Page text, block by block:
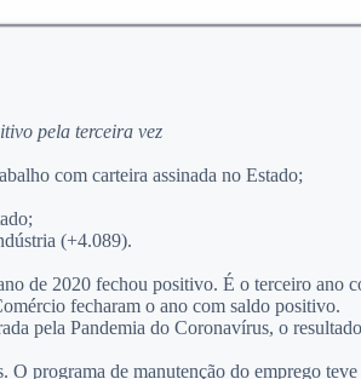
pela terceira vez
com carteira assinada no Estado;
(+4.089).
de 2020 fechou positivo. É o terceiro ano
fecharam o ano com saldo positivo.
pela Pandemia do Coronavírus, o
programa de manutenção do emprego